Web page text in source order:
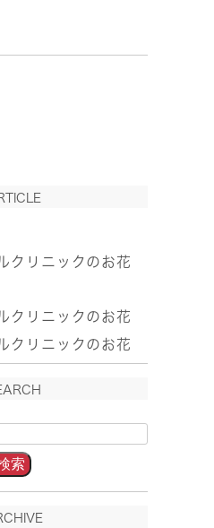
クリニックのお花
クリニックのお花
クリニックのお花